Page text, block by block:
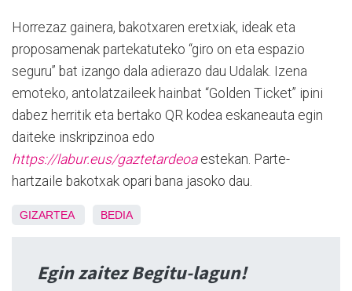
Horrezaz gainera, bakotxaren eretxiak, ideak eta
proposamenak partekatuteko “giro on eta espazio
seguru” bat izango dala adierazo dau Udalak. Izena
emoteko, antolatzaileek hainbat “Golden Ticket” ipini
dabez herritik eta bertako QR kodea eskaneauta egin
daiteke inskripzinoa edo
https://labur.eus/gaztetardeoaestekan. Parte-
hartzaile bakotxak opari bana jasoko dau.
GIZARTEA BEDIA
Egin zaitez Begitu-lagun!